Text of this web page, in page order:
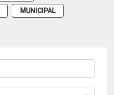
MUNICIPAL